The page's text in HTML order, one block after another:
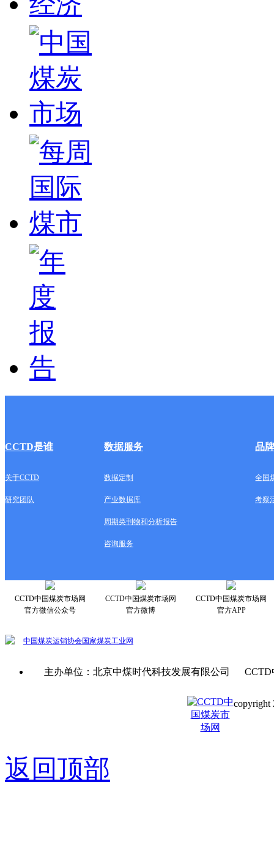
CCTD是谁 数据服务 品
关于CCTD 数据定制 全国
研究团队 产业数据库 考察
周期类刊物和分析报告
咨询服务
CCTD中国煤炭市场网
官方微信公众号
CCTD中国煤炭市场网
官方微博
CCTD中国煤炭市场网
官方APP
中国煤炭运销协会国家煤炭工业网
主办单位：北京中煤时代科技发展有限公司
copyright
返回顶部